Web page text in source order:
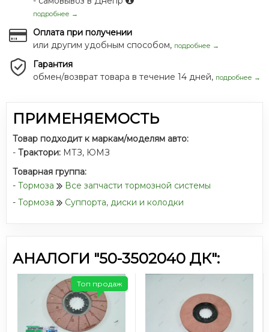
подробнее →
Оплата при получении
или другим удобным способом, подробнее →
Гарантия
обмен/возврат товара в течение 14 дней, подробнее →
ПРИМЕНЯЕМОСТЬ
Товар подходит к маркам/моделям авто:
- Трактори: МТЗ, ЮМЗ
Товарная группа:
- Тормоза
Все запчасти тормозной системы
- Тормоза Суппорта, диски и колодки
АНАЛОГИ "50-3502040 ДК":
Топ продаж